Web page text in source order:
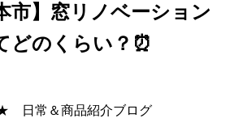
市】窓リノベーション
どのくらい？⏰
日常＆商品紹介ブログ